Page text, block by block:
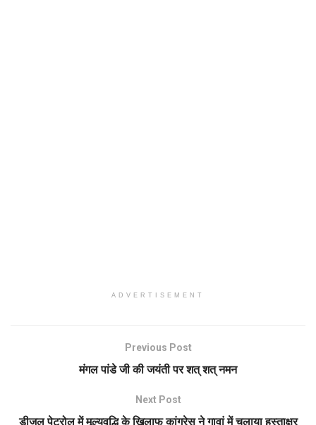
ADVERTISEMENT
Previous Post
मंगल पांडे जी की जयंती पर शत् शत् नमन
Next Post
डीजल पेट्रोल में मूल्यवृद्धि के खिलाफ कांग्रेस ने गावां में चलाया हस्ताक्षर